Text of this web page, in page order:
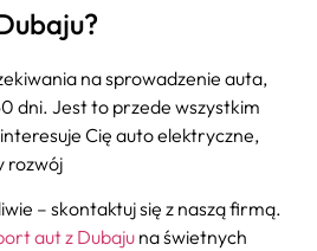
na sprowadzenie auta,
dni. Jest to przede wszystkim
Cię auto elektryczne,
rozwój
– skontaktuj się z naszą firmą.
aut z Dubajuna świetnych